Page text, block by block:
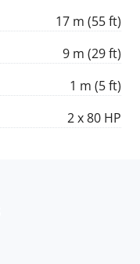
17 m (55 ft)
9 m (29 ft)
1 m (5 ft)
2 x 80 HP